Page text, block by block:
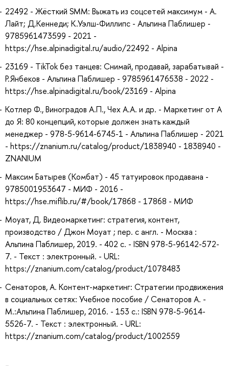
22492 - Жёсткий SMM: Выжать из соцсетей максимум - А.
Лайт; Д.Кеннеди; К.Уэлш-Филлипс - Альпина Паблишер -
9785961473599 - 2021 -
https://hse.alpinadigital.ru/audio/22492 - Alpina
23169 - TikTok без танцев: Снимай, продавай, зарабатывай -
Р.Янбеков - Альпина Паблишер - 9785961476538 - 2022 -
https://hse.alpinadigital.ru/book/23169 - Alpina
Котлер Ф., Виноградов А.П., Чех А.А. и др. - Маркетинг от А
до Я: 80 концепций, которые должен знать каждый
менеджер - 978-5-9614-6745-1 - Альпина Паблишер - 2021
- https://znanium.ru/catalog/product/1838940 - 1838940 -
ZNANIUM
Максим Батырев (Комбат) - 45 татуировок продавана -
9785001953647 - МИФ - 2016 -
https://hse.miflib.ru/#/book/17868 - 17868 - МИФ
Моуат, Д. Видеомаркетинг: стратегия, контент,
производство / Джон Моуат ; пер. с англ. - Москва :
Альпина Паблишер, 2019. - 402 с. - ISBN 978-5-96142-572-
7. - Текст : электронный. - URL:
https://znanium.com/catalog/product/1078483
Сенаторов, А. Контент-маркетинг: Стратегии продвижения
в социальных сетях: Учебное пособие / Сенаторов А. -
М.:Альпина Паблишер, 2016. - 153 с.: ISBN 978-5-9614-
5526-7. - Текст : электронный. - URL:
https://znanium.com/catalog/product/1002559